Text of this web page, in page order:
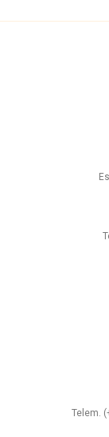
Telem.